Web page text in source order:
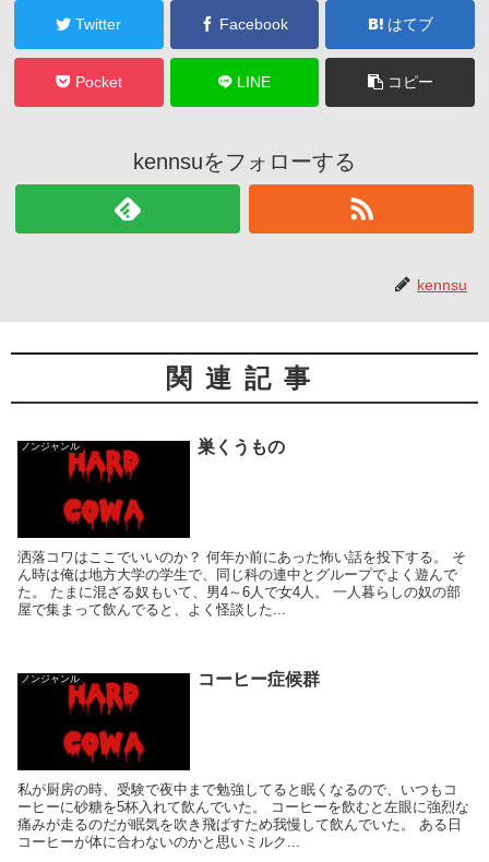
Twitter Facebook はてブ
Pocket LINE コピー
kennsuをフォローする
kennsu
関連記事
ノンジャンル 巣くうもの
洒落コワはここでいいのか？ 何年か前にあった怖い話を投下する。 そ
ん時は俺は地方大学の学生で、同じ科の連中とグループでよく遊んで
た。 たまに混ざる奴もいて、男4～6人で女4人。 一人暮らしの奴の部
屋で集まって飲んでると、よく怪談した...
ノンジャンル コーヒー症候群
私が厨房の時、受験で夜中まで勉強してると眠くなるので、いつもコ
ーヒーに砂糖を5杯入れて飲んでいた。 コーヒーを飲むと左眼に強烈な
痛みが走るのだが眠気を吹き飛ばすため我慢して飲んでいた。 ある日
コーヒーが体に合わないのかと思いミルク...